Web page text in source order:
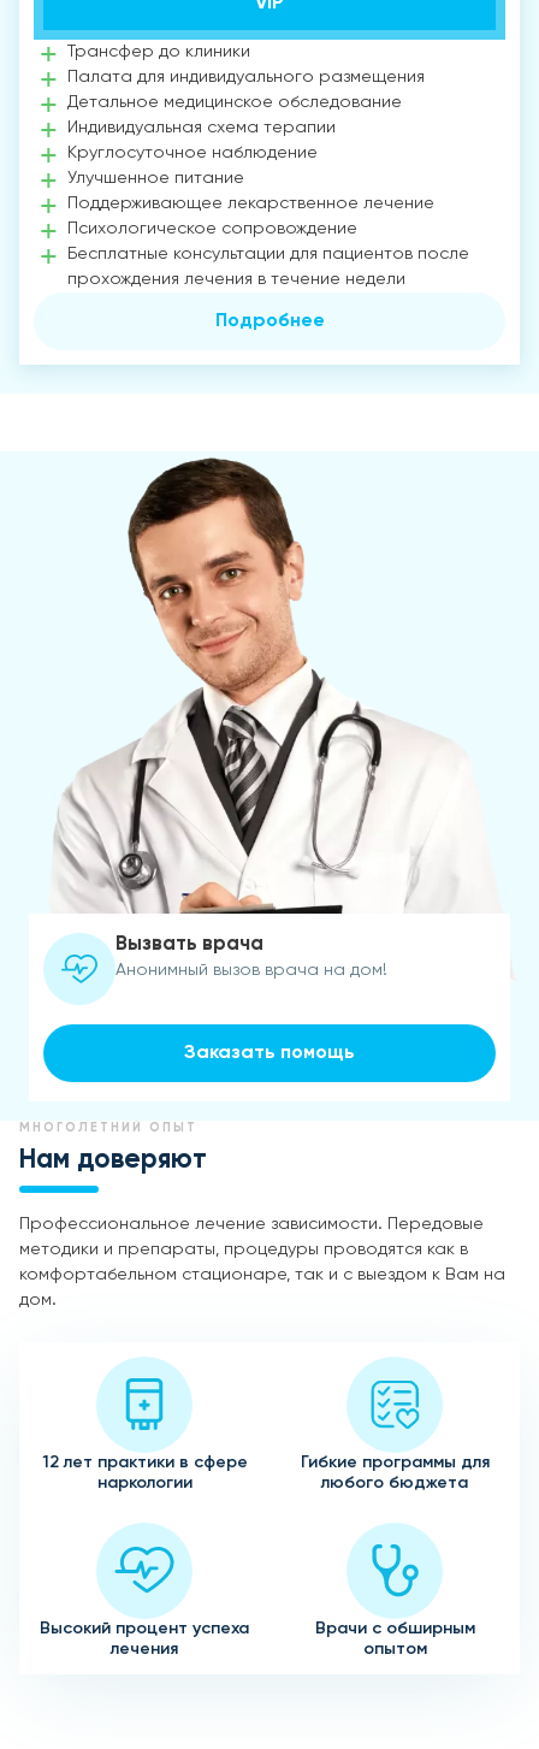
Трансфер до клиники
Палата для индивидуального размещения
Детальное медицинское обследование
Индивидуальная схема терапии
Круглосуточное наблюдение
Улучшенное питание
Поддерживающее лекарственное лечение
Психологическое сопровождение
Бесплатные консультации для пациентов после
прохождения лечения в течение недели
Подробнее
Вызвать врача
Анонимный вызов врача на дом!
Заказать помощь
МНОГОЛЕТНИЙ ОПЫТ
Нам доверяют
Профессиональное лечение зависимости. Передовые
методики и препараты, процедуры проводятся как в
комфортабельном стационаре, так и с выездом к Вам на
дом.
12 лет практики в сфере
наркологии
Гибкие программы для
любого бюджета
Высокий процент успеха
лечения
Врачи с обширным
опытом